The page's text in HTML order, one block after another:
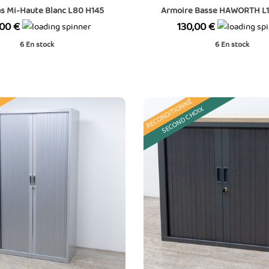
Mi-Haute Blanc L80 H145
€
6 En stock
Armoire Basse HAWORTH
Merisier
Prix
130,00 €
6 En stock
RECONDITIONNÉ
SECOND CHOIX